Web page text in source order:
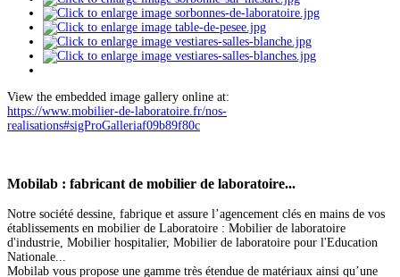
View the embedded image gallery online at:
https://www.mobilier-de-laboratoire.fr/nos-
realisations#sigProGalleriaf09b89f80c
Mobilab : fabricant de mobilier de laboratoire...
Notre société dessine, fabrique et assure l’agencement clés en mains de vos
établissements en mobilier de Laboratoire : Mobilier de laboratoire
d'industrie, Mobilier hospitalier, Mobilier de laboratoire pour l'Education
Nationale...
Mobilab vous propose une gamme très étendue de matériaux ainsi qu’une